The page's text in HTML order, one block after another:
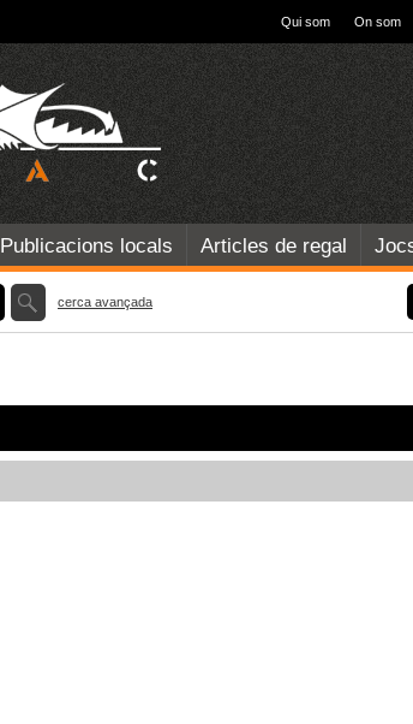
Qui som On som
Publicacions locals Articles de regal
cerca avançada